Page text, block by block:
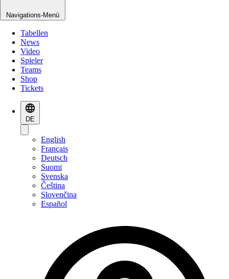
Navigations-Menü
Tabellen
News
Video
Spieler
Teams
Shop
Tickets
DE
English
Français
Deutsch
Suomi
Svenska
Čeština
Slovenčina
Español